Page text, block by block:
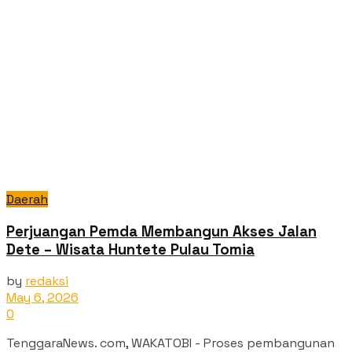
Daerah
Perjuangan Pemda Membangun Akses Jalan
Dete – Wisata Huntete Pulau Tomia
by redaksi
May 6, 2026
0
TenggaraNews. com, WAKATOBI - Proses pembangunan